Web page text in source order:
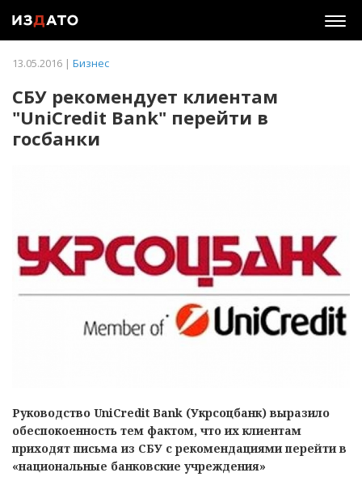
13.05.2016 | Бизнес
СБУ рекомендует клиентам
"UniCredit Bank" перейти в
госбанки
Руководство UniCredit Bank (Укрсоцбанк) выразило
обеспокоенность тем фактом, что их клиентам
приходят письма из СБУ с рекомендациями перейти в
«национальные банковские учреждения»